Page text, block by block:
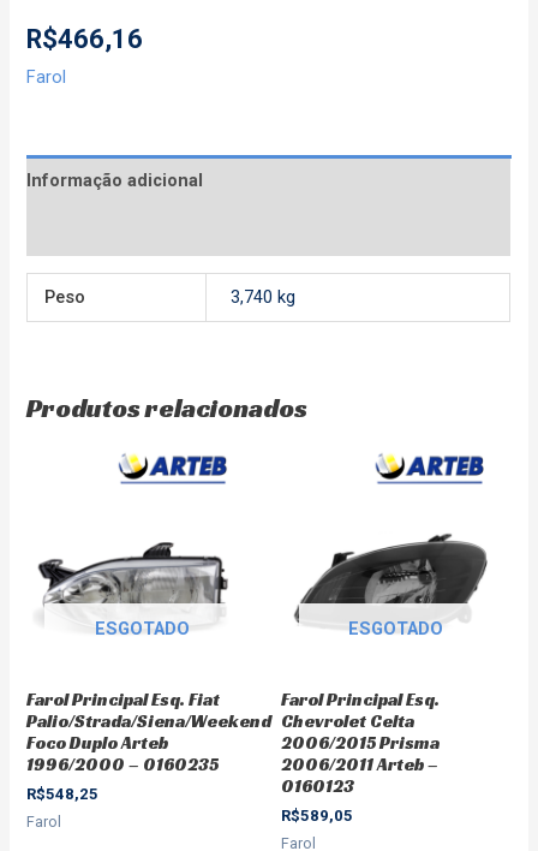
R$466,16
Farol
Informação adicional
Peso 3,740 kg
Produtos relacionados
ESGOTADO
Farol Principal Esq. Fiat
Palio/Strada/Siena/Weekend
Foco Duplo Arteb
1996/2000 – 0160235
R$548,25
Farol
ESGOTADO
Farol Principal Esq.
Chevrolet Celta
2006/2015 Prisma
2006/2011 Arteb –
0160123
R$589,05
Farol